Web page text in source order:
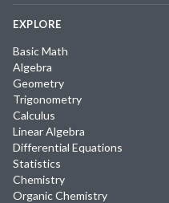
EXPLORE
Basic Math
Algebra
Geometry
Trigonometry
Calculus
Linear Algebra
Differential Equations
Statistics
Chemistry
Organic Chemistry